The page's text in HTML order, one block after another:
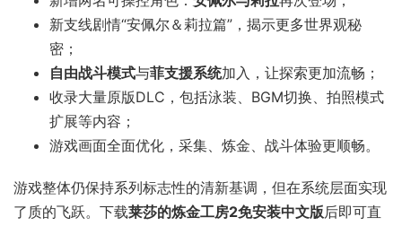
新支线剧情“安佩尔＆莉拉篇”，揭示更多世界观秘
密；
自由战斗模式与菲支援系统加入，让探索更加流畅；
收录大量原版DLC，包括泳装、BGM切换、拍照模式
扩展等内容；
游戏画面全面优化，采集、炼金、战斗体验更顺畅。
游戏整体仍保持系列标志性的清新基调，但在系统层面实现
了质的飞跃。下载莱莎的炼金工房2免安装中文版后即可直